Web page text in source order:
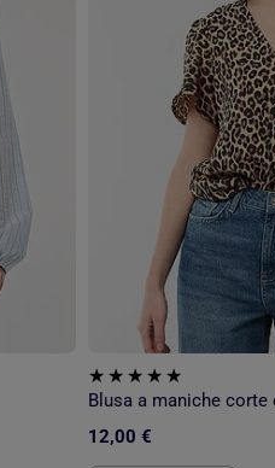
Blusa a maniche corte
12,00 €